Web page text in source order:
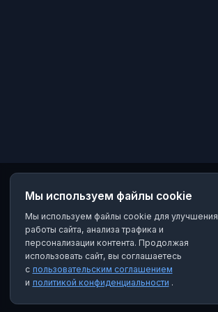
Мы используем файлы cookie
Мы используем файлы cookie для улучшения
работы сайта, анализа трафика и
персонализации контента. Продолжая
использовать сайт, вы соглашаетесь
с пользовательским соглашением
и политикой конфиденциальности .